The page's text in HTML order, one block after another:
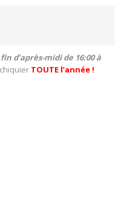
d’après-midi de 16:00 à
TOUTE l’année !